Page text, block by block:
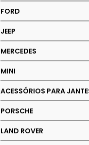
FORD
JEEP
MERCEDES
MINI
ACESSÓRIOS PARA
PORSCHE
LAND ROVER